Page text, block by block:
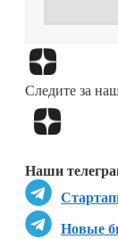
Следите за
Наши
Новые